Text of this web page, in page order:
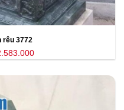
rêu 3772